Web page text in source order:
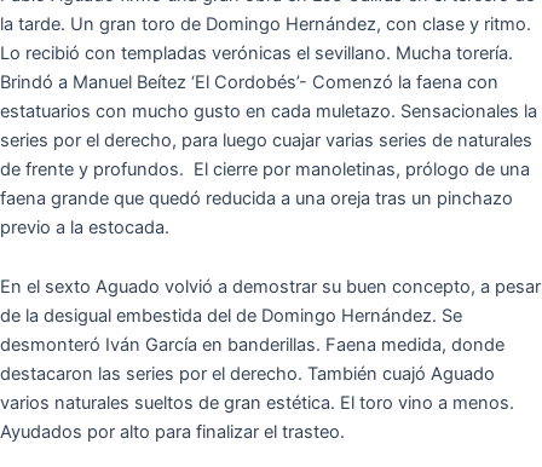
la tarde. Un gran toro de Domingo Hernández, con clase y ritmo.
Lo recibió con templadas verónicas el sevillano. Mucha torería.
Brindó a Manuel Beítez ‘El Cordobés’- Comenzó la faena con
estatuarios con mucho gusto en cada muletazo. Sensacionales la
series por el derecho, para luego cuajar varias series de naturales
de frente y profundos. El cierre por manoletinas, prólogo de una
faena grande que quedó reducida a una oreja tras un pinchazo
previo a la estocada.
En el sexto Aguado volvió a demostrar su buen concepto, a pesar
de la desigual embestida del de Domingo Hernández. Se
desmonteró Iván García en banderillas. Faena medida, donde
destacaron las series por el derecho. También cuajó Aguado
varios naturales sueltos de gran estética. El toro vino a menos.
Ayudados por alto para finalizar el trasteo.